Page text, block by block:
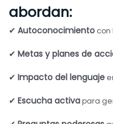
abordan:
✔ Autoconocimiento con
✔ Metas y planes de
✔ Impacto del lenguaje
✔ Escucha activa para